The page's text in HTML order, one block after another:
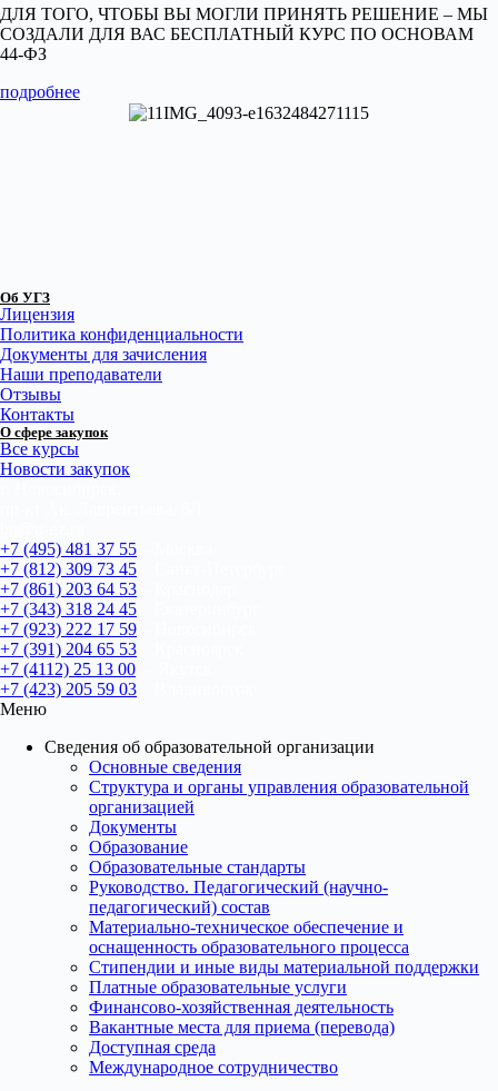
ДЛЯ ТОГО, ЧТОБЫ ВЫ МОГЛИ ПРИНЯТЬ РЕШЕНИЕ – МЫ
СОЗДАЛИ ДЛЯ ВАС БЕСПЛАТНЫЙ КУРС ПО ОСНОВАМ
44-ФЗ
подробнее
Об УГЗ
Лицензия
Политика конфиденциальности
Документы для зачисления
Наши преподаватели
Отзывы
Контакты
О сфере закупок
Все курсы
Новости закупок
+7 (495) 481 37 55
+7 (812) 309 73 45
+7 (861) 203 64 53
+7 (343) 318 24 45
+7 (923) 222 17 59
+7 (391) 204 65 53
+7 (4112) 25 13 00
+7 (423) 205 59 03
Меню
Сведения об образовательной организации
Основные сведения
Структура и органы управления образовательной
организацией
Документы
Образование
Образовательные стандарты
Руководство. Педагогический (научно-
педагогический) состав
Материально-техническое обеспечение и
оснащенность образовательного процесса
Стипендии и иные виды материальной поддержки
Платные образовательные услуги
Финансово-хозяйственная деятельность
Вакантные места для приема (перевода)
Доступная среда
Международное сотрудничество